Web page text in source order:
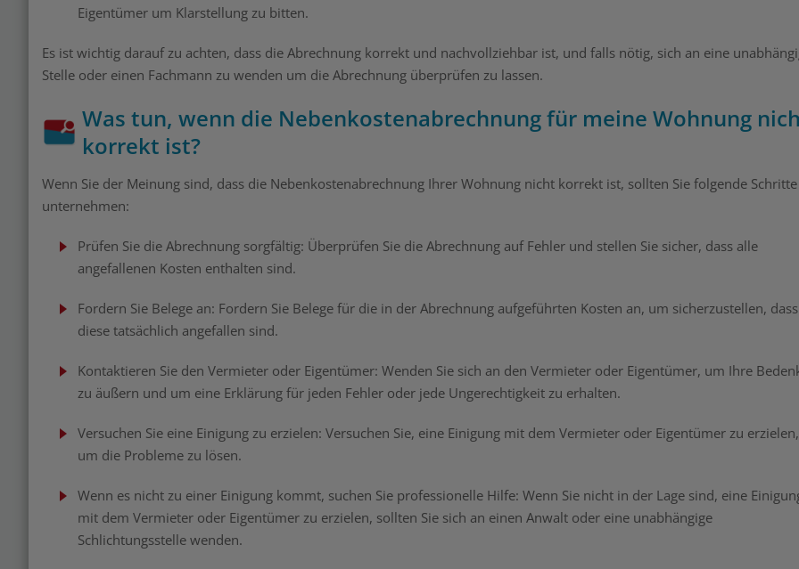
Eigentümer um Klarstellung zu bitten.
Es ist wichtig darauf zu achten, dass die Abrechnung korrekt und nachvollziehbar ist, und falls nötig, sich an eine
Stelle oder einen Fachmann zu wenden um die Abrechnung überprüfen zu lassen.
Was tun, wenn die Nebenkostenabrechnung für meine Wohnung
korrekt ist?
Wenn Sie der Meinung sind, dass die Nebenkostenabrechnung Ihrer Wohnung nicht korrekt ist, sollten Sie folgende Schritte
unternehmen:
Prüfen Sie die Abrechnung sorgfältig: Überprüfen Sie die Abrechnung auf Fehler und stellen Sie sicher, dass alle
angefallenen Kosten enthalten sind.
Fordern Sie Belege an: Fordern Sie Belege für die in der Abrechnung aufgeführten Kosten an, um sicherzustellen, dass
diese tatsächlich angefallen sind.
Kontaktieren Sie den Vermieter oder Eigentümer: Wenden Sie sich an den Vermieter oder Eigentümer, um Ihre
zu äußern und um eine Erklärung für jeden Fehler oder jede Ungerechtigkeit zu erhalten.
Versuchen Sie eine Einigung zu erzielen: Versuchen Sie, eine Einigung mit dem Vermieter oder Eigentümer zu erzielen,
um die Probleme zu lösen.
Wenn es nicht zu einer Einigung kommt, suchen Sie professionelle Hilfe: Wenn Sie nicht in der Lage sind, eine
mit dem Vermieter oder Eigentümer zu erzielen, sollten Sie sich an einen Anwalt oder eine unabhängige
Schlichtungsstelle wenden.